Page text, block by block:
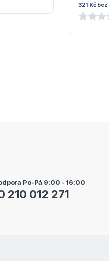
321 Kčbez
Po-Pá 9:00 - 16:00
210 012 271